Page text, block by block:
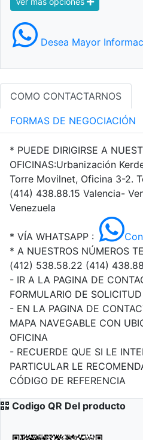
Desea Mayor
COMO CONTACTARNOS
FORMAS DE NEGOCIACIÓN
* PUEDE DIRIGIRSE A
OFICINAS:Urbanización
Torre Movilnet, Oficina 3-2.
(414) 438.88.15 Valencia-
Venezuela
* VÍA WHATSAPP :
* A NUESTROS NÚMEROS
(412) 538.58.22 (414)
- IR A LA PAGINA DE
FORMULARIO DE
- EN LA PAGINA DE
MAPA NAVEGABLE CON
OFICINA
- RECUERDE QUE SI LE
PARTICULAR LE
CÓDIGO DE REFERENCIA
Codigo QR Del producto